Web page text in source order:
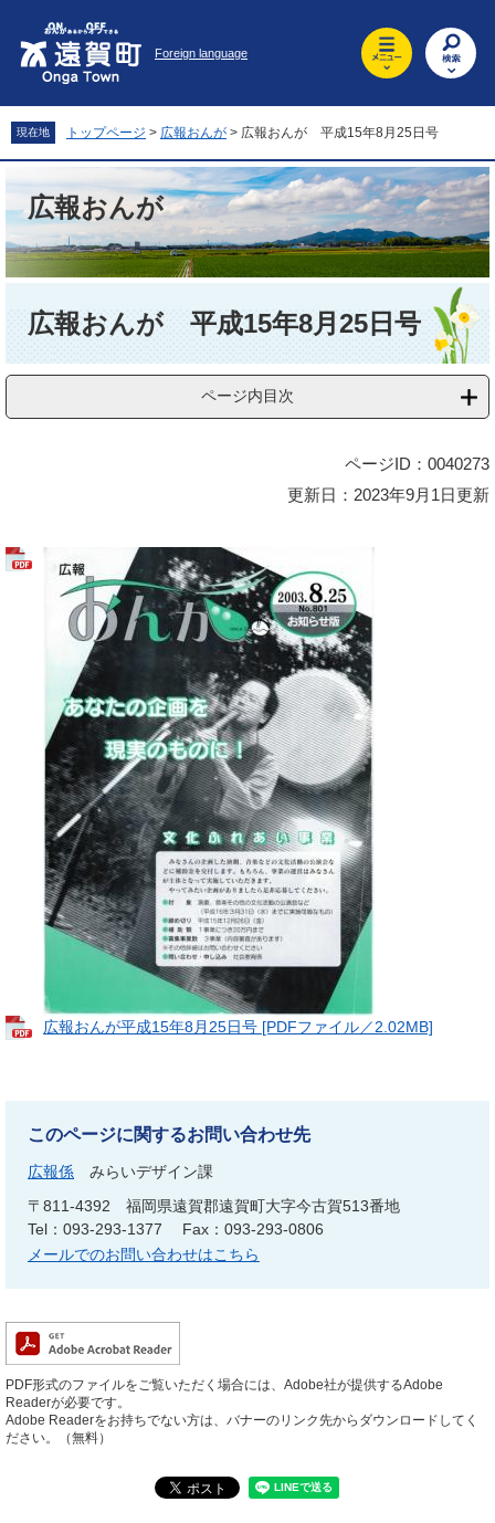
先
頭
を
飛
文
へ
Foreign language
現在地 トップページ > 広報おんが > 広報おんが 平成15年8月25日号
広報おんが
広報おんが 平成15年8月25日号
ページ内目次
ページID：0040273
更新日：2023年9月1日更新
広報おんが平成15年8月25日号 [PDFファイル／2.02MB]
このページに関するお問い合わせ先
広報係
みらいデザイン課
〒811-4392
福岡県遠賀郡遠賀町大字今古賀513番地
Tel：093-293-1377
Fax：093-293-0806
メールでのお問い合わせはこちら
PDF形式のファイルをご覧いただく場合には、Adobe社が提供するAdobe
Readerが必要です。
Adobe Readerをお持ちでない方は、バナーのリンク先からダウンロードしてく
ださい。（無料）